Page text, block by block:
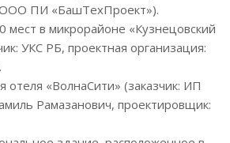
ООО ПИ «БашТехПроект»).
мест в микрорайоне «Кузнецовский
УКС РБ, проектная организация:
отеля «ВолнаСити» (заказчик: ИП
Рамазанович, проектировщик: